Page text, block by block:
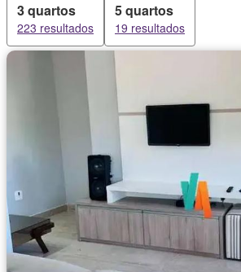
3 quartos
223 resultados
5 quartos
19 resultados